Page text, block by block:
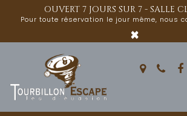
OUVERT 7 JOURS SUR 7 - SALLE
Pour toute réservation le jour même, nous
×
Panneau de gestion des cookies